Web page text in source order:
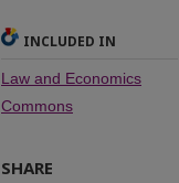
INCLUDED IN
Law and Economics
Commons
SHARE